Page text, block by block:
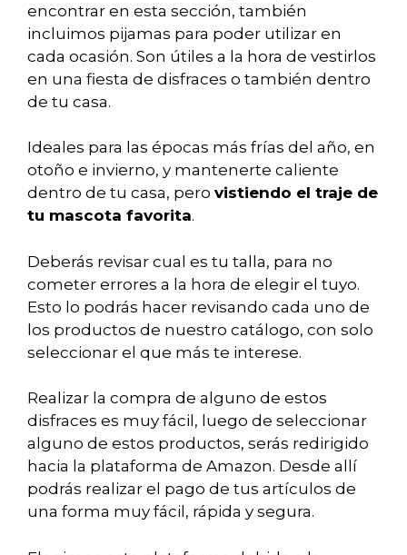
encontrar en esta sección, también
incluimos pijamas para poder utilizar en
cada ocasión. Son útiles a la hora de vestirlos
en una fiesta de disfraces o también dentro
de tu casa.
Ideales para las épocas más frías del año, en
otoño e invierno, y mantenerte caliente
dentro de tu casa, pero vistiendo el traje de
tu mascota favorita.
Deberás revisar cual es tu talla, para no
cometer errores a la hora de elegir el tuyo.
Esto lo podrás hacer revisando cada uno de
los productos de nuestro catálogo, con solo
seleccionar el que más te interese.
Realizar la compra de alguno de estos
disfraces es muy fácil, luego de seleccionar
alguno de estos productos, serás redirigido
hacia la plataforma de Amazon. Desde allí
podrás realizar el pago de tus artículos de
una forma muy fácil, rápida y segura.